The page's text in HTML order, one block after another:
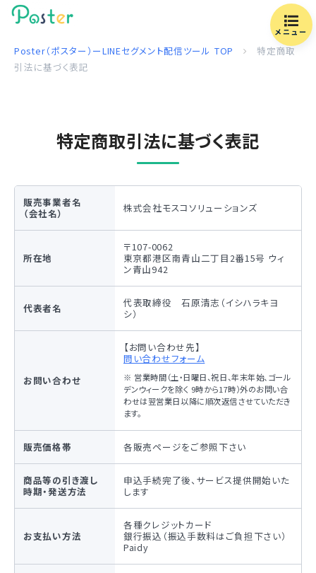
メニュー
Poster（ポスター）ーLINEセグメント配信ツール TOP
特定商取
引法に基づく表記
特定商取引法に基づく表記
販売事業者名
（会社名）
株式会社モスコソリューションズ
所在地
〒107-0062
東京都港区南青山二丁目2番15号 ウィ
ン青山942
代表者名
代表取締役 石原清志（イシハラキヨ
シ）
お問い合わせ
【お問い合わせ先】
問い合わせフォーム
※ 営業時間（土・日曜日、祝日、年末年始、ゴール
デンウィークを除く 9時から17時）外のお問い合
わせは翌営業日以降に順次返信させていただき
ます。
販売価格帯 各販売ページをご参照下さい
商品等の引き渡し
時期・発送方法
申込手続完了後、サービス提供開始いた
します
お支払い方法
各種クレジットカード
銀行振込（振込手数料はご負担下さい）
Paidy